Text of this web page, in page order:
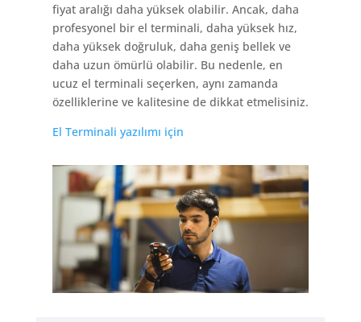
fiyat aralığı daha yüksek olabilir. Ancak, daha
profesyonel bir el terminali, daha yüksek hız,
daha yüksek doğruluk, daha geniş bellek ve
daha uzun ömürlü olabilir. Bu nedenle, en
ucuz el terminali seçerken, aynı zamanda
özelliklerine ve kalitesine de dikkat etmelisiniz.
El Terminali yazılımı için